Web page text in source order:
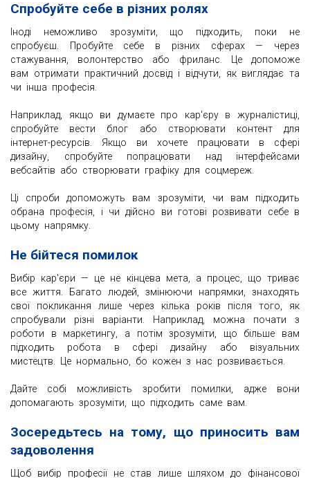
Спробуйте себе в різних ролях
Іноді неможливо зрозуміти, що підходить, поки не
спробуєш. Пробуйте себе в різних сферах — через
стажування, волонтерство або фриланс. Це допоможе
вам отримати практичний досвід і відчути, як виглядає та
чи інша професія.
Наприклад, якщо ви думаєте про кар'єру в журналістиці,
спробуйте вести блог або створювати контент для
інтернет-ресурсів. Якщо ви хочете працювати в сфері
дизайну, спробуйте попрацювати над інтерфейсами
вебсайтів або створювати графіку для соцмереж.
Ці спроби допоможуть вам зрозуміти, чи вам підходить
обрана професія, і чи дійсно ви готові розвивати себе в
цьому напрямку.
Не бійтеся помилок
Вибір кар'єри — це не кінцева мета, а процес, що триває
все життя. Багато людей, змінюючи напрямки, знаходять
свої покликання лише через кілька років після того, як
спробували різні варіанти. Наприклад, можна почати з
роботи в маркетингу, а потім зрозуміти, що більше вам
підходить робота в сфері дизайну або візуальних
мистецтв. Це нормально, бо кожен з нас розвивається.
Дайте собі можливість зробити помилки, адже вони
допомагають зрозуміти, що підходить саме вам.
Зосередьтесь на тому, що приносить вам
задоволення
Щоб вибір професії не став лише шляхом до фінансової